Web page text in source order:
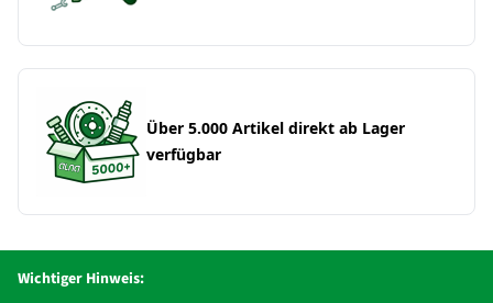
Über 5.000 Artikel direkt ab Lager
verfügbar
Wichtiger Hinweis: